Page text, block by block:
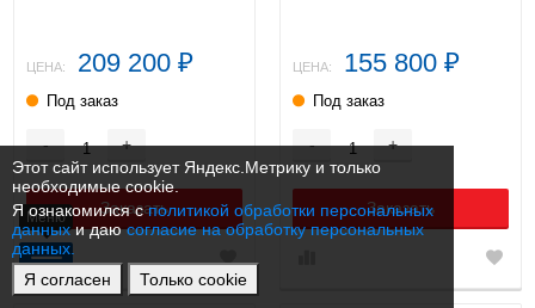
Этот сайт использует Яндекс.Метрику и только
необходимые cookie.
Я ознакомился сполитикой обработки персональных
данныхи даюсогласие на обработку персональных
данных.
Я согласен
Только cookie
ЦЕНА: 209 200 ₽
Под заказ
- +
Заказать
ЦЕНА: 155 800 ₽
Под заказ
- +
Заказать
Меню